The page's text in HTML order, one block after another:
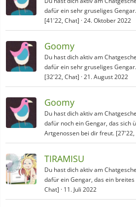
dafür ein sehr gruseliges
[41'22, Chat] 24. Oktober 2022
Goomy
Du hast dich aktiv am
dafür ein sehr gruseliges
[32'22, Chat] 21. August 2022
Goomy
Du hast dich aktiv am
dafür noch ein Gengar, das sich
Artgenossen bei dir freut. [27'22,
TIRAMISU
Du hast dich aktiv am
dafür ein Gengar, das ein
Chat]
11. Juli 2022